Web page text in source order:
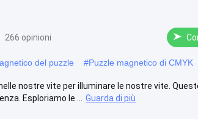
266 opinioni
del puzzle #Puzzle magnetico di CMYK
nostre vite per illuminare le nostre vite.
Esploriamo le ...
Guarda di più